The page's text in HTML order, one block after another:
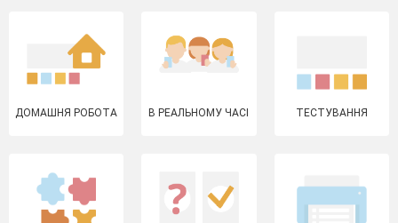
ДОМАШНЯ РОБОТА В РЕАЛЬНОМУ ЧАСІ ТЕСТУВАННЯ